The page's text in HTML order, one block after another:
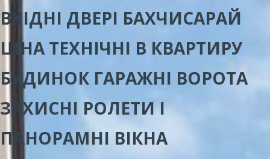
ВХІДНІ ДВЕРІ БАХЧИСАРАЙ
ЦІНА ТЕХНІЧНІ В КВАРТИРУ
БУДИНОК ГАРАЖНІ ВОРОТА
ЗАХИСНІ РОЛЕТИ І
ПАНОРАМНІ ВІКНА